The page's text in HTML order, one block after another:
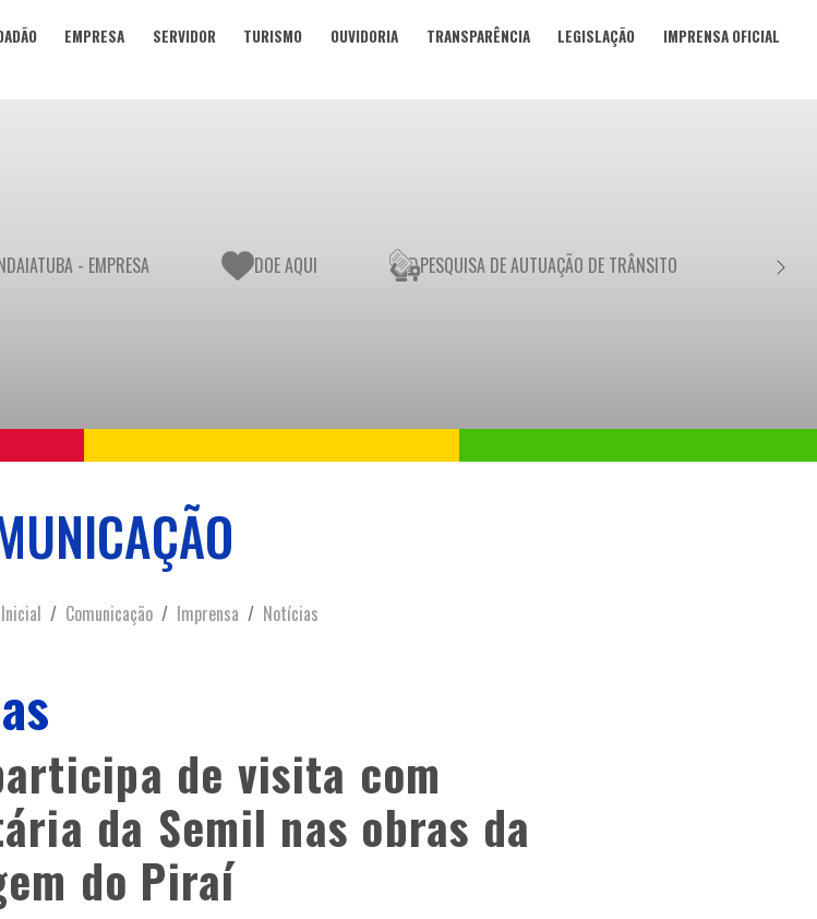
EMPRESA SERVIDOR TURISMO OUVIDORIA TRANSPARÊNCIA LEGISLAÇÃO IMPRENSA OFICIAL
- EMPRESA DOE AQUI PESQUISA DE AUTUAÇÃO DE TRÂNSITO
Comunicação Imprensa Notícias
de visita com
da Semil nas obras da
do Piraí